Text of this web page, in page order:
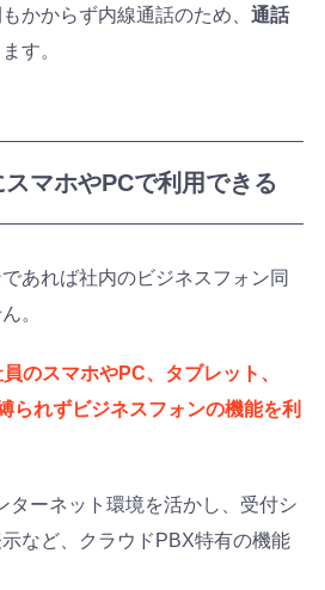
かからず内線通話のため、 通話
す。
マホやPCで利用できる
あれば社内のビジネスフォン同
。
のスマホやPC、タブレット、
られずビジネスフォンの機能を利
ターネット環境を活かし、受付シ
など、クラウドPBX特有の機能